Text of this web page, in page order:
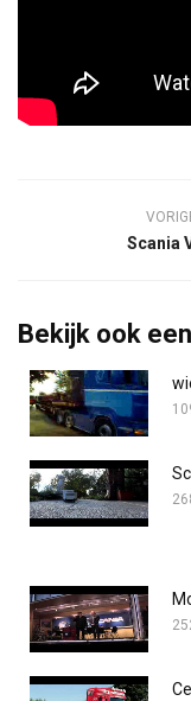
Scania
Bekijk ook